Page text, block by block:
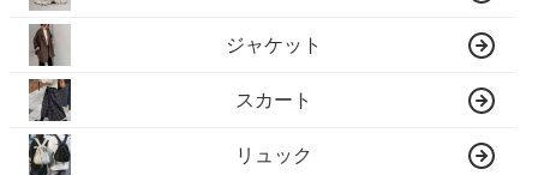
ジャケット
スカート
リュック